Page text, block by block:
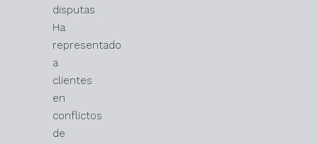
disputas.
Ha
representado
a
clientes
en
conflictos
de